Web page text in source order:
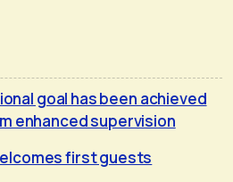
goal has been achieved
enhanced supervision
first guests